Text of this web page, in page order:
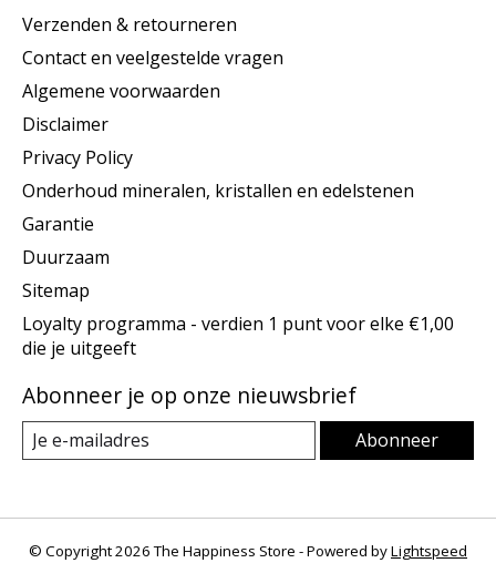
Verzenden & retourneren
Contact en veelgestelde vragen
Algemene voorwaarden
Disclaimer
Privacy Policy
Onderhoud mineralen, kristallen en edelstenen
Garantie
Duurzaam
Sitemap
Loyalty programma - verdien 1 punt voor elke €1,00
die je uitgeeft
Abonneer je op onze nieuwsbrief
Abonneer
© Copyright 2026 The Happiness Store - Powered byLightspeed